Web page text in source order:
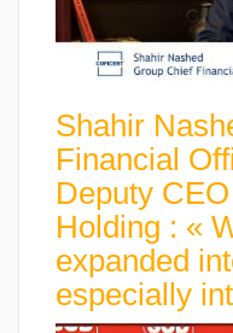
Shahir
Financial
Deputy
Holding : «
expanded
especially